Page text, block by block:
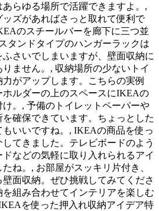
らゆる場所で活躍できますよ。,
ズがあればさっと取れて便利で
のスチールバーを廊下に三つ並
タンドタイプのハンガーラックは
さいでしまいますが、壁面収納に
ません。, 収納場所の少ないトイ
がアップします。こちらの実例
ルダーの上のスペースにIKEAの
。, 予備のトイレットペーパーや
確保できています。ちょっとした
いいですね。, IKEAの商品を使っ
てきました。テレビボードのよう
などの気軽に取り入れられるアイ
ね。, お部屋がスッキリ片付き、
面収納。ぜひ挑戦してみてくださ
組み合わせてインテリアを楽しむ
を使った押入れ収納アイデア特